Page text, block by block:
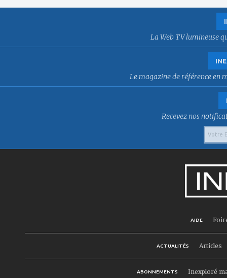
La Web TV lumineuse
Le magazine de référence en
Recevez nos
AIDE
ACTUALITÉS Articles
ABONNEMENTS Inexploré